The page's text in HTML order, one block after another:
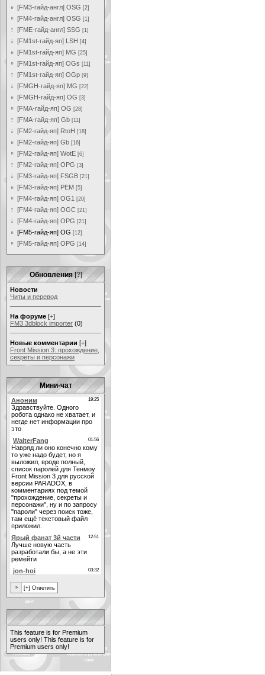
[FM3-гайд-англ] OSG [2]
[FM4-гайд-англ] OSG [1]
[FME-гайд-англ] SSG [1]
[FM1st-гайд-яп] LSH [4]
[FM1st-гайд-яп] MG [25]
[FM1st-гайд-яп] OGs [11]
[FM1st-гайд-яп] OGp [9]
[FMGH-гайд-яп] MG [22]
[FMGH-гайд-яп] OG [3]
[FMA-гайд-яп] OG [28]
[FMA-гайд-яп] Gb [11]
[FM2-гайд-яп] RtoH [18]
[FM2-гайд-яп] Gb [16]
[FM2-гайд-яп] WotE [6]
[FM2-гайд-яп] OPG [3]
[FM3-гайд-яп] FSGB [21]
[FM3-гайд-яп] PEM [5]
[FM4-гайд-яп] OG1 [20]
[FM4-гайд-яп] OGC [21]
[FM4-гайд-яп] OPG [21]
[FM5-гайд-яп] OG [12]
[FM5-гайд-яп] OPG [14]
Обновления [?]
Новости
Читы и перевод
На форуме [+]
FM3 3dblock importer (0)
Новые комментарии [+]
Front Mission 3: прохождение,
секреты и персонажи
Мини-чат
This feature is for Premium
users only! This feature is for
Premium users only!